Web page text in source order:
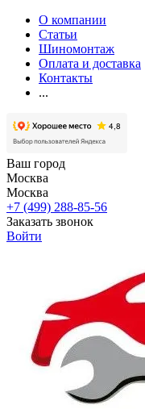
О компании
Статьи
Шиномонтаж
Оплата и доставка
Контакты
...
Ваш город
Москва
Москва
+7 (499) 288-85-56
Заказать звонок
Войти